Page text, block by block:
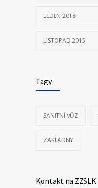
LEDEN 2018
LISTOPAD 2015
Tagy
SANITNÍ VŮZ
ZÁKLADNY
Kontakt na ZZSLK